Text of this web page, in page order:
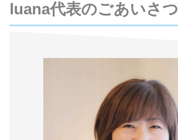
luana代表のごあいさつ